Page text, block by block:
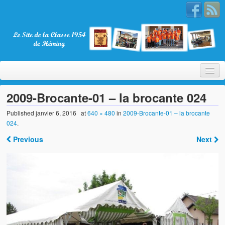
Bienvenue
La Classe 1954
2009-Brocante-01 – la brocante 024
Publishedjanvier 6, 2016 at640 × 480 in2009-Brocante-01 – la brocante
024.
Previous Next